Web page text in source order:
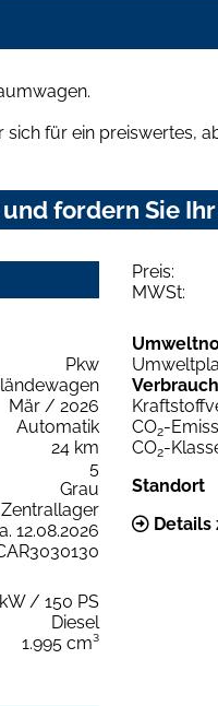
für ein preiswertes,
fordern Sie
Preis:
MWSt:
Pkw
Mär / 2026
Automatik
24 km
5
Grau
Zentrallager
12.08.2026
/ 150 PS
Diesel
1.995 cm³
CO2-
CO2-
Standort
Details